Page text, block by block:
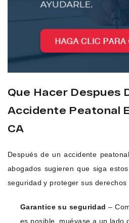
Que Hacer Despues
Accidente Peatonal
CA
Después de un accidente
abogados sugieren que siga
seguridad y proteger sus derechos
Garantice su seguridad –
es posible, muévase a un lado